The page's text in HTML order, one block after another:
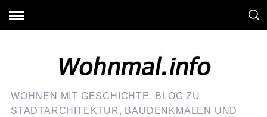
WOHNEN MIT GESCHICHTE. BLOG ZU
STADTARCHITEKTUR, BAUDENKMALEN UND